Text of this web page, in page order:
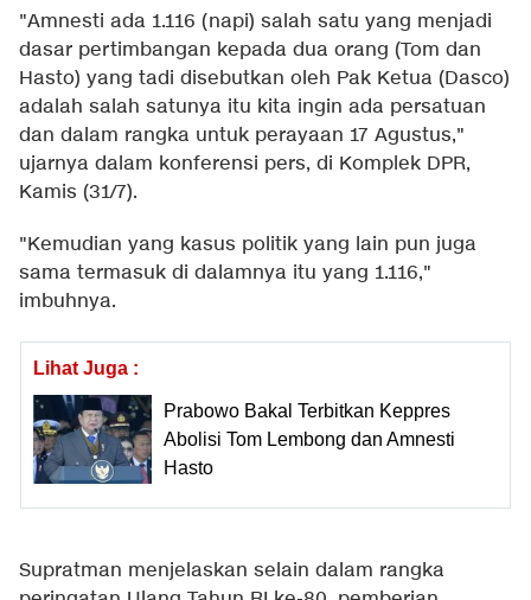
"Amnesti ada 1.116 (napi) salah satu yang menjadi
dasar pertimbangan kepada dua orang (Tom dan
Hasto) yang tadi disebutkan oleh Pak Ketua (Dasco)
adalah salah satunya itu kita ingin ada persatuan
dan dalam rangka untuk perayaan 17 Agustus,"
ujarnya dalam konferensi pers, di Komplek DPR,
Kamis (31/7).
"Kemudian yang kasus politik yang lain pun juga
sama termasuk di dalamnya itu yang 1.116,"
imbuhnya.
Lihat Juga :
Prabowo Bakal Terbitkan Keppres
Abolisi Tom Lembong dan Amnesti
Hasto
Supratman menjelaskan selain dalam rangka